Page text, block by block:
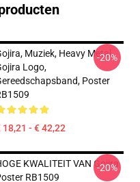
Muziek, Heavy Metal,
Logo,
Poster
18,21 - € 42,22
-20%
KWALITEIT VAN Gojira
RB1509
-20%